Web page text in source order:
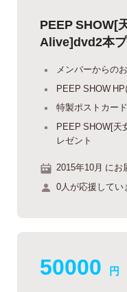
PEEP SHOW[
Alive]dvd2本
メンバーからの
PEEP SHOW
特製ポストカー
PEEP SHOW[天
レゼント
2015年10月 にお
0人が応援してい
50000 円